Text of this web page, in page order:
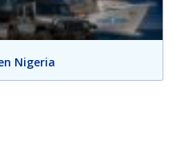
Nigeria